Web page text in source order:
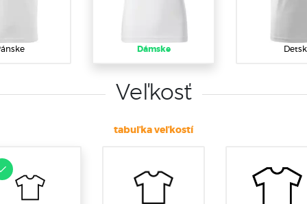
Dámske
Veľkosť
tabuľka veľkostí